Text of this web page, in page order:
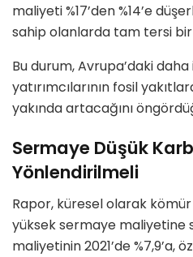
maliyeti %17’den %14’e
sahip olanlarda tam tersi
Bu durum, Avrupa’daki
yatırımcılarının fosil
yakında artacağını
Sermaye Düşük
Yönlendirilmeli
Rapor, küresel olarak
yüksek sermaye maliyetine
maliyetinin 2021’de %7,9’a,